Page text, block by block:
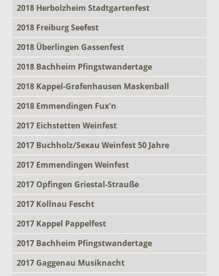
2018 Herbolzheim Stadtgartenfest
2018 Freiburg Seefest
2018 Überlingen Gassenfest
2018 Bachheim Pfingstwandertage
2018 Kappel-Grafenhausen Maskenball
2018 Emmendingen Fux'n
2017 Eichstetten Weinfest
2017 Buchholz/Sexau Weinfest 50 Jahre
2017 Emmendingen Weinfest
2017 Opfingen Griestal-Strauße
2017 Kollnau Fescht
2017 Kappel Pappelfest
2017 Bachheim Pfingstwandertage
2017 Gaggenau Musiknacht